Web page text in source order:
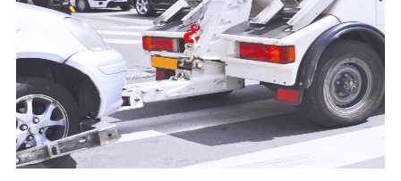
人事･勤怠･健康・労務等の管理、給与支給、福利厚生・採用
退職関連処理等の各種手続きのため、当社と従業員または従
業員同士の連絡のため
8.取引先個人情報
取引先としての選定業務、営業情報の提供業務、契約締結手
続き業務、取引管理業務、およびこれらに準ずる業務の遂行
のため